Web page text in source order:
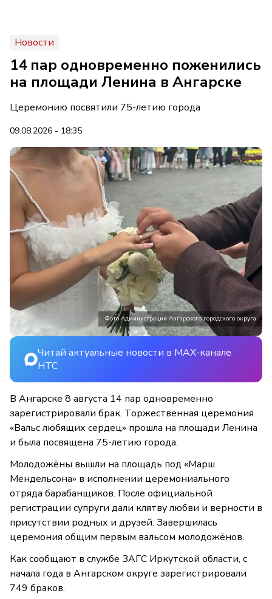
Новости
14 пар одновременно поженились
на площади Ленина в Ангарске
Церемонию посвятили 75-летию города
09.08.2026 - 18:35
Фото Администрации Ангарского городского округа
Читай актуальные новости в MAX-канале
НТС
В Ангарске 8 августа 14 пар одновременно
зарегистрировали брак. Торжественная церемония
«Вальс любящих сердец» прошла на площади Ленина
и была посвящена 75-летию города.
Молодожёны вышли на площадь под «Марш
Мендельсона» в исполнении церемониального
отряда барабанщиков. После официальной
регистрации супруги дали клятву любви и верности в
присутствии родных и друзей. Завершилась
церемония общим первым вальсом молодожёнов.
Как сообщают в службе ЗАГС Иркутской области, с
начала года в Ангарском округе зарегистрировали
749 браков.